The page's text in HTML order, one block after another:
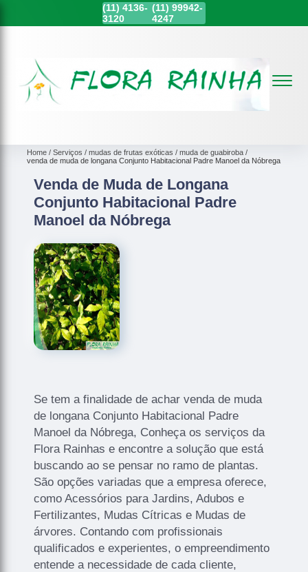
(11) 4136-
3120
(11)99942-
4247
Home Serviços mudas de frutas exóticas
muda de guabiroba
venda de muda de longana Conjunto Habitacional Padre Manoel da Nóbrega
Venda de Muda de Longana
Conjunto Habitacional Padre
Manoel da Nóbrega
Se tem a finalidade de achar venda de muda
de longana Conjunto Habitacional Padre
Manoel da Nóbrega, Conheça os serviços da
Flora Rainhas e encontre a solução que está
buscando ao se pensar no ramo de plantas.
São opções variadas que a empresa oferece,
como Acessórios para Jardins, Adubos e
Fertilizantes, Mudas Cítricas e Mudas de
árvores. Contando com profissionais
qualificados e experientes, o empreendimento
entende a necessidade de cada cliente,